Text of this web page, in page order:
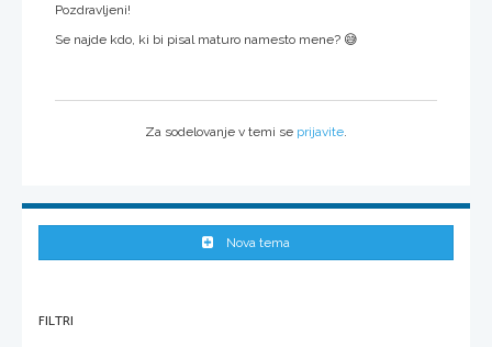
Pozdravljeni!
Se najde kdo, ki bi pisal maturo namesto mene? 😅
Za sodelovanje v temi se prijavite
Nova tema
FILTRI